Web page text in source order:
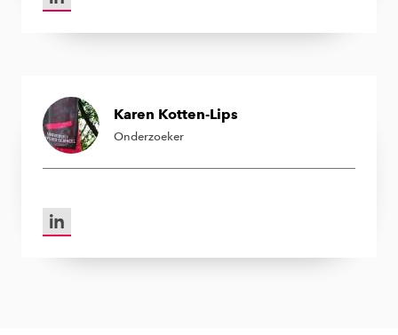
Karen Kotten-Lips
Onderzoeker
LinkedIn van Karen Kotten-Lips